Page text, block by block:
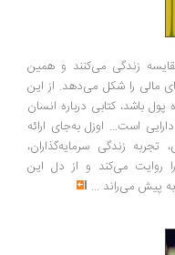
می‌کنند و همین
را شکل می‌دهد. از این
کتابی درباره انسان
اوزل به‌جای ارائه
سرمایه‌گذاران،
می‌کند و از دل این
...